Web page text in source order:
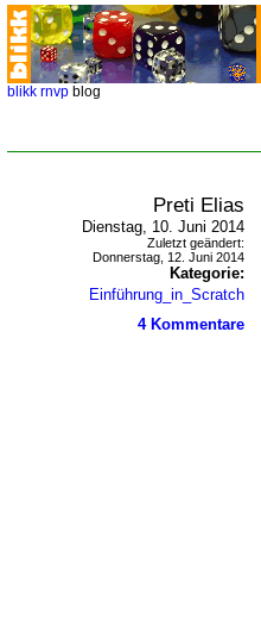
blikk rnvp blog
Preti Elias
Dienstag, 10. Juni 2014
Zuletzt geändert:
Donnerstag, 12. Juni 2014
Kategorie:
Einführung_in_Scratch
4 Kommentare